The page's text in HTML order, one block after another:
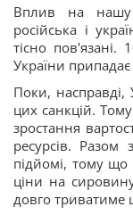
Вплив на нашу
російська і
тісно пов'язані.
України
Поки, насправді,
цих санкцій.
зростання
ресурсів.
підйомі, тому що
ціни на
довго триватиме